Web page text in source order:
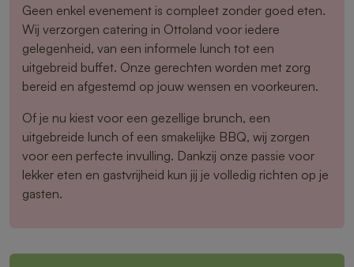
Geen enkel evenement is compleet zonder goed eten.
Wij verzorgen catering in Ottoland voor iedere
gelegenheid, van een informele lunch tot een
uitgebreid buffet. Onze gerechten worden met zorg
bereid en afgestemd op jouw wensen en voorkeuren.
Of je nu kiest voor een gezellige brunch, een
uitgebreide lunch of een smakelijke BBQ, wij zorgen
voor een perfecte invulling. Dankzij onze passie voor
lekker eten en gastvrijheid kun jij je volledig richten op je
gasten.